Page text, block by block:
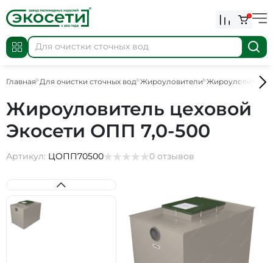
0
Главная Для очистки сточных вод Жироуловители
Жироуловитель цеховой
Экосети ОПП 7,0-500
Артикул: ЦОПП70500 0 отзывов